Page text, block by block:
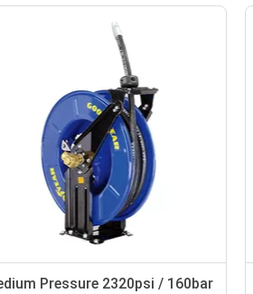
Pressure 2320psi / 160bar